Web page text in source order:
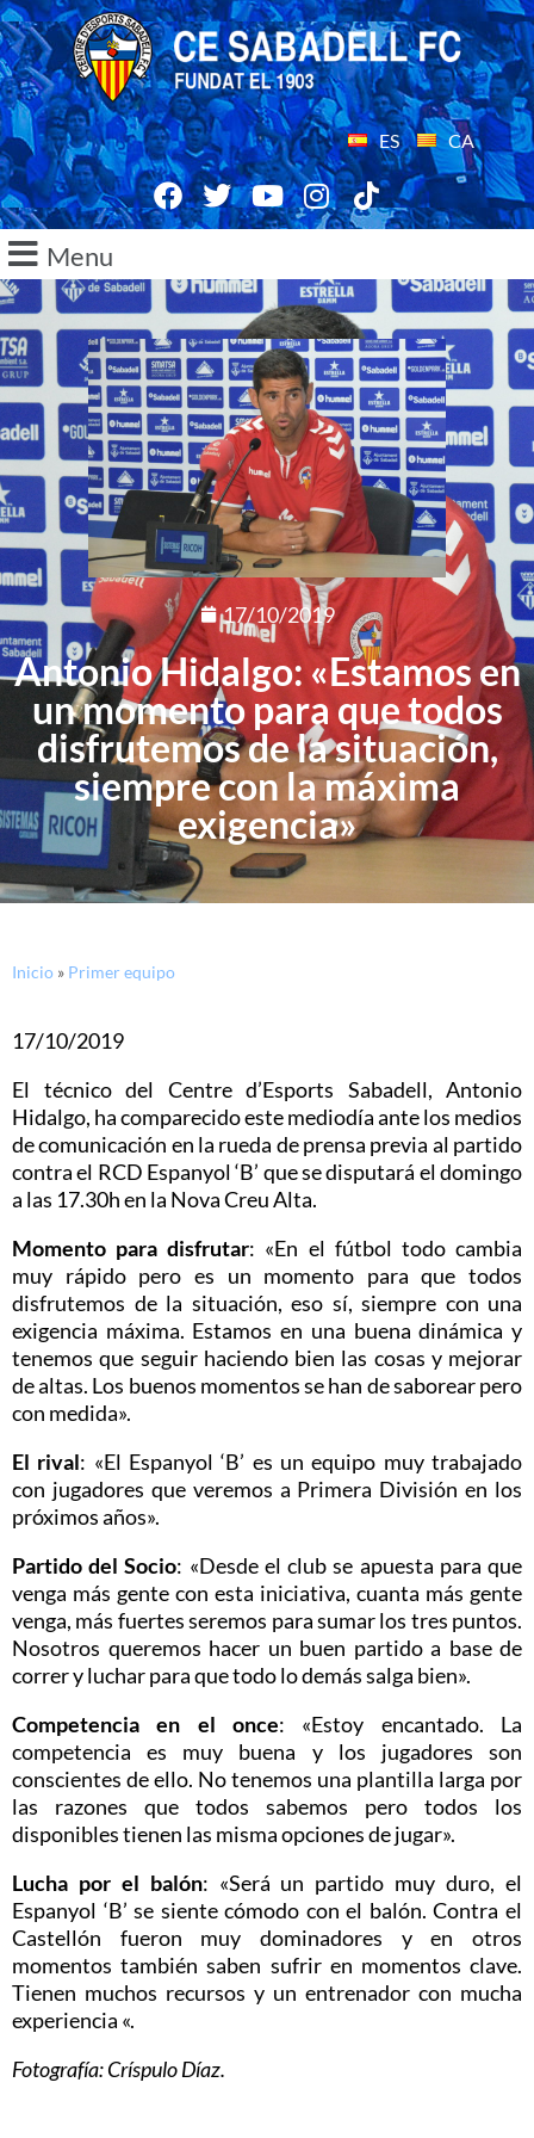
ES CA
Menu
17/10/2019
Antonio Hidalgo: «Estamos en
un momento para que todos
disfrutemos de la situación,
siempre con la máxima
exigencia»
Inicio » Primer equipo
17/10/2019
El técnico del Centre d’Esports Sabadell, Antonio
Hidalgo, ha comparecido este mediodía ante los medios
de comunicación en la rueda de prensa previa al partido
contra el RCD Espanyol ‘B’ que se disputará el domingo
a las 17.30h en la Nova Creu Alta.
Momento para disfrutar: «En el fútbol todo cambia
muy rápido pero es un momento para que todos
disfrutemos de la situación, eso sí, siempre con una
exigencia máxima. Estamos en una buena dinámica y
tenemos que seguir haciendo bien las cosas y mejorar
de altas. Los buenos momentos se han de saborear pero
con medida».
El rival: «El Espanyol ‘B’ es un equipo muy trabajado
con jugadores que veremos a Primera División en los
próximos años».
Partido del Socio: «Desde el club se apuesta para que
venga más gente con esta iniciativa, cuanta más gente
venga, más fuertes seremos para sumar los tres puntos.
Nosotros queremos hacer un buen partido a base de
correr y luchar para que todo lo demás salga bien».
Competencia en el once: «Estoy encantado. La
competencia es muy buena y los jugadores son
conscientes de ello. No tenemos una plantilla larga por
las razones que todos sabemos pero todos los
disponibles tienen las misma opciones de jugar».
Lucha por el balón: «Será un partido muy duro, el
Espanyol ‘B’ se siente cómodo con el balón. Contra el
Castellón fueron muy dominadores y en otros
momentos también saben sufrir en momentos clave.
Tienen muchos recursos y un entrenador con mucha
experiencia «.
Fotografía: Críspulo Díaz.